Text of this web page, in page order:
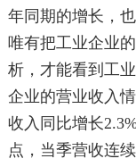
年同期的增长，
唯有把工业企业
析，才能看到工
企业的营业收入
收入同比增长
点，当季营收连